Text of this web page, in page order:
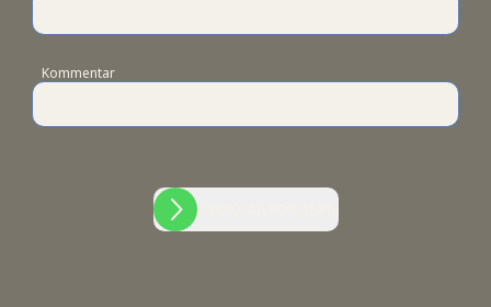
Kommentar
DEMO ANFORDERN